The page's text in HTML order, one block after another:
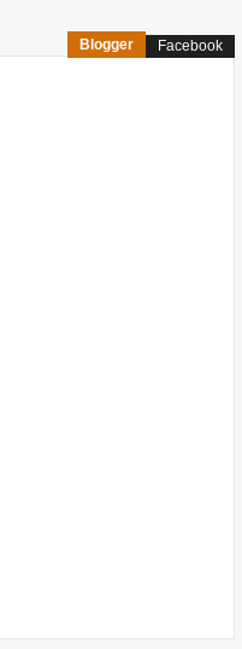
Blogger Facebook